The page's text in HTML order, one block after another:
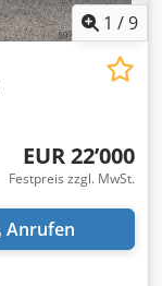
1 /9
EUR 22’000
Festpreis zzgl. MwSt.
Anrufen